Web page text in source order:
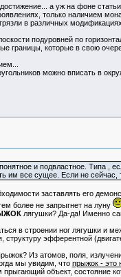
а уж на фоне статьи
только наличием
в различных
подуровней по
границы, которые в свою
можно вписать в
и подвластное. Типа ,
им все сущее. Если не сейчас,
заставлять его
более не запрыгнет на луну
лягушки? Да-да! Именно
в строении ног лягушки и
эфферентной
Из атомов, поля,
мы увидим, что прыжок - это
объект, состояние